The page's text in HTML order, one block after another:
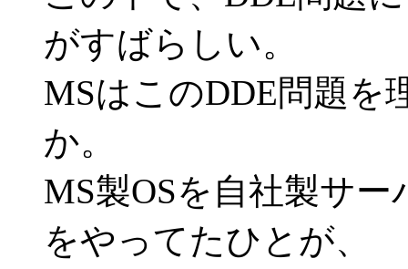
がすばらしい。
MSはこのDDE問題を
か。
MS製OSを自社製サ
をやってたひとが、